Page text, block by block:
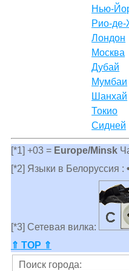
Нью-
Рио-
Лондон
Москва
Дубай
Мумбаи
Шанхай
Токио
Сидней
[*1] +03 = Europe/Minsk
[*2] Языки в Белоруссия :
[*3] Сетевая вилка:
⇑ TOP ⇑
Поиск города: